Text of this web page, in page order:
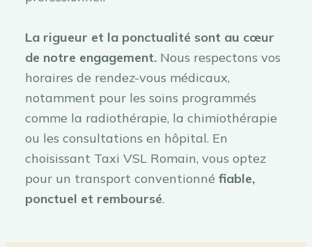
La rigueur et la ponctualité sont au cœur
de notre engagement. Nous respectons vos
horaires de rendez-vous médicaux,
notamment pour les soins programmés
comme la radiothérapie, la chimiothérapie
ou les consultations en hôpital. En
choisissant Taxi VSL Romain, vous optez
pour un transport conventionné fiable,
ponctuel et remboursé.